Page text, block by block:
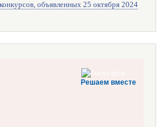
объявленных 25 октября 2024
Решаем вместе